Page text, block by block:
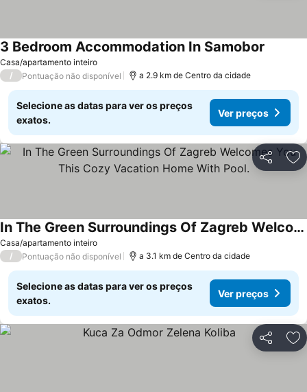
Casa/apartamento inteiro
3 Bedroom Accommodation In Samobor
/ Pontuação não disponível a 2.9 km de Centro da cidade
Selecione as datas para ver os preços
exatos.
Ver preços
Partilhar
Casa/apartamento inteiro
In The Green Surroundings Of Zagreb Welcomes You This Cozy Vacation Home With Pool.
Ver preços
/ Pontuação não disponível a 3.1 km de Centro da cidade
Selecione as datas para ver os preços
exatos.
Ver preços
Partilhar